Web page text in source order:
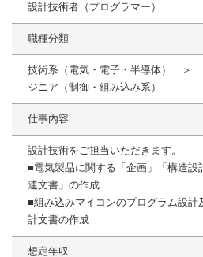
設計技術者（プログラマー）
職種分類
技術系（電気・電子・半導体） ＞
ジニア（制御・組み込み系）
仕事内容
設計技術をご担当いただきます。
■電気製品に関する「企画」「構造設
連文書」の作成
■組み込みマイコンのプログラム設計
計文書の作成
想定年収